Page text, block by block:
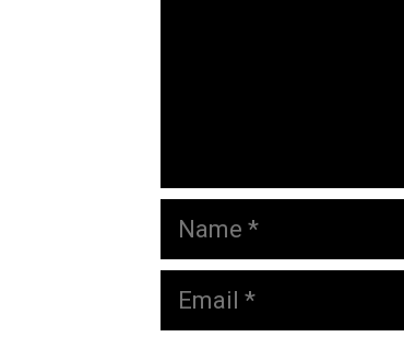
Name
Email